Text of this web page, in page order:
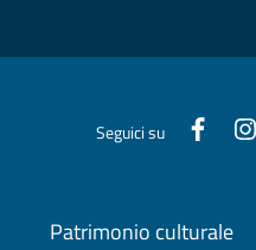
Seguici su
Patrimonio culturale